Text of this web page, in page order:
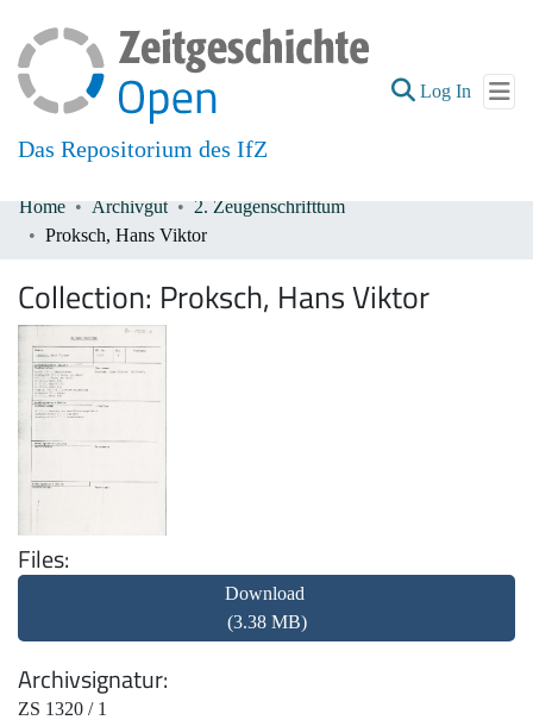
Das Repositorium des IfZ
Log In (current)
Communities & Collections
Home Archivgut
2. Zeugenschrifttum
Proksch, Hans Viktor
Collection: Proksch, Hans Viktor
Files
Download
(3.38 MB)
Archivsignatur
ZS 1320 / 1